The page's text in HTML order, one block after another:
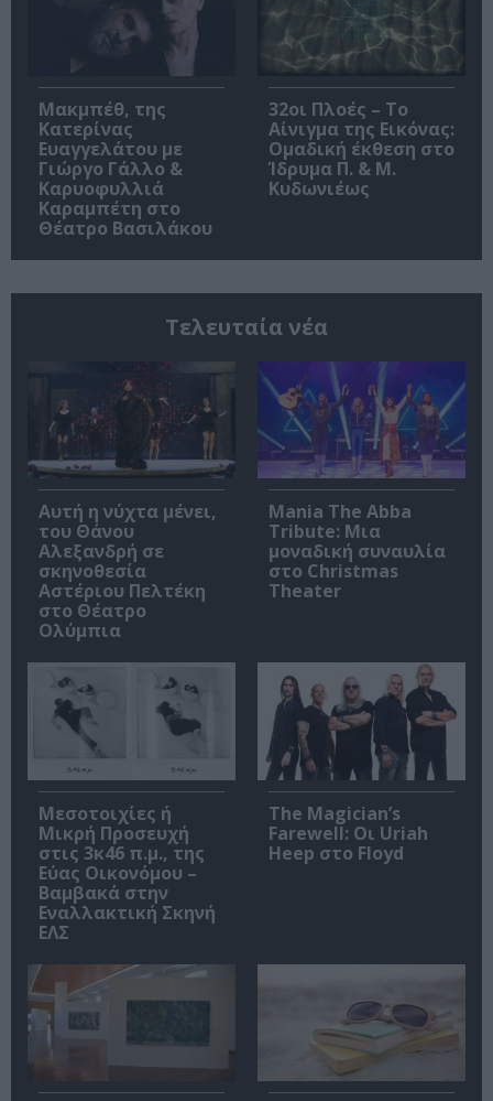
Μακμπέθ, της
Κατερίνας
Ευαγγελάτου με
Γιώργο Γάλλο &
Καρυοφυλλιά
Καραμπέτη στο
Θέατρο Βασιλάκου
32οι Πλοές – Το
Αίνιγμα της Εικόνας:
Ομαδική έκθεση στο
Ίδρυμα Π. & Μ.
Κυδωνιέως
Τελευταία νέα
Αυτή η νύχτα μένει,
του Θάνου
Αλεξανδρή σε
σκηνοθεσία
Αστέριου Πελτέκη
στο Θέατρο
Ολύμπια
Mania The Abba
Tribute: Μια
μοναδική συναυλία
στο Christmas
Theater
Μεσοτοιχίες ή
Μικρή Προσευχή
στις 3κ46 π.μ., της
Εύας Οικονόμου –
Βαμβακά στην
Εναλλακτική Σκηνή
ΕΛΣ
The Magician’s
Farewell: Οι Uriah
Heep στο Floyd